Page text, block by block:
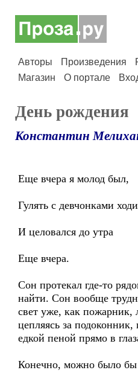
Авторы Произведения
Магазин
О портале
День рождения
Константин
Еще вчера я молод был,
Гулять с девчонками
И целовался до утра
Еще вчера.
Сон протекал где-то
найти. Сон вообще
свет уже, как пожарник,
цепляясь за
едкой пеной прямо в
Конечно, можно было